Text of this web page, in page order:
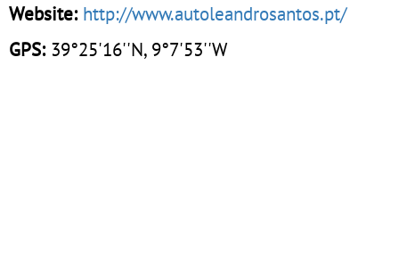
Website: http://www.autoleandrosantos.pt/
GPS:39°25'16''N, 9°7'53''W